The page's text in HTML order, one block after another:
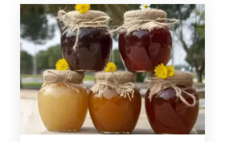
جميع
الأعمال
في
İzmir
حسب
المدن